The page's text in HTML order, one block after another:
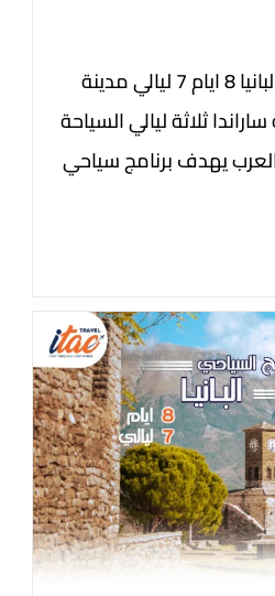
افضل برنامج سياحي البانيا 8 ايام 7 ليالي مدينة
ساراندا ثلاثة ليالي السياحة
العرب يهدف برنامج سياحي